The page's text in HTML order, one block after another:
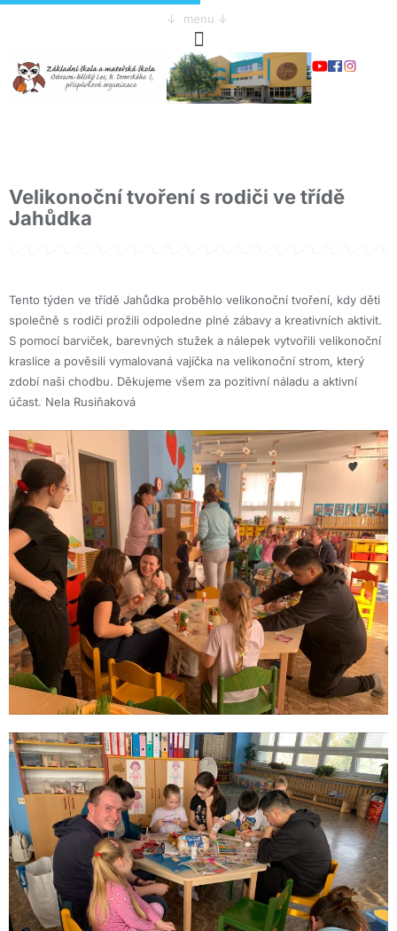
↓ menu ↓
Velikonoční tvoření s rodiči ve třídě
Jahůdka
Tento týden ve třídě Jahůdka proběhlo velikonoční tvoření, kdy děti
společně s rodiči prožili odpoledne plné zábavy a kreativních aktivit.
S pomocí barviček, barevných stužek a nálepek vytvořili velikonoční
kraslice a pověsili vymalovaná vajíčka na velikonoční strom, který
zdobí naši chodbu. Děkujeme všem za pozitivní náladu a aktivní
účast. Nela Rusiňaková